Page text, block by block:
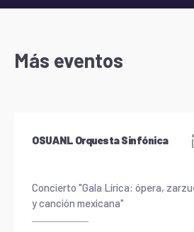
Más eventos
OSUANL Orquesta Sinfónica
Concierto "Gala Lírica: ópera,
y canción mexicana"